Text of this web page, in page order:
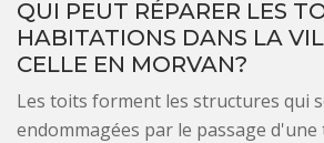
QUI PEUT RÉPARER LES
HABITATIONS DANS LA
CELLE EN MORVAN?
Les toits forment les structures qui
endommagées par le passage d'une